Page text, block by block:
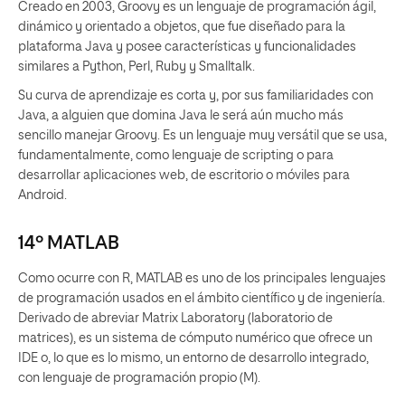
Creado en 2003, Groovy es un lenguaje de programación ágil,
dinámico y orientado a objetos, que fue diseñado para la
plataforma Java y posee características y funcionalidades
similares a Python, Perl, Ruby y Smalltalk.
Su curva de aprendizaje es corta y, por sus familiaridades con
Java, a alguien que domina Java le será aún mucho más
sencillo manejar Groovy. Es un lenguaje muy versátil que se usa,
fundamentalmente, como lenguaje de scripting o para
desarrollar aplicaciones web, de escritorio o móviles para
Android.
14º MATLAB
Como ocurre con R, MATLAB es uno de los principales lenguajes
de programación usados en el ámbito científico y de ingeniería.
Derivado de abreviar Matrix Laboratory (laboratorio de
matrices), es un sistema de cómputo numérico que ofrece un
IDE o, lo que es lo mismo, un entorno de desarrollo integrado,
con lenguaje de programación propio (M).